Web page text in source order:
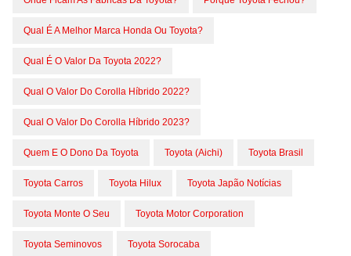
Qual É A Melhor Marca Honda Ou Toyota?
Qual É O Valor Da Toyota 2022?
Qual O Valor Do Corolla Híbrido 2022?
Qual O Valor Do Corolla Híbrido 2023?
Quem E O Dono Da Toyota Toyota (aichi) Toyota Brasil
Toyota Carros Toyota Hilux Toyota Japão Notícias
Toyota Monte O Seu Toyota Motor Corporation
Toyota Seminovos Toyota Sorocaba